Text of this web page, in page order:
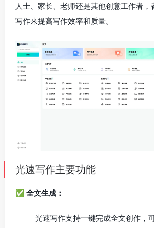
人士、家长、老师还是其他创意工作者，
写作来提高写作效率和质量。
光速写作主要功能
✅ 全文生成：
光速写作支持一键完成全文创作，